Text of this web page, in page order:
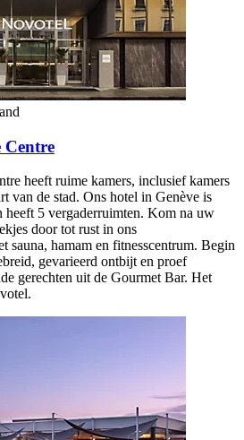
Centre
heeft ruime kamers, inclusief kamers
van de stad. Ons hotel in Genève is
heeft 5 vergaderruimten. Kom na uw
door tot rust in ons
sauna, hamam en fitnesscentrum. Begin
gevarieerd ontbijt en proef
gerechten uit de Gourmet Bar. Het